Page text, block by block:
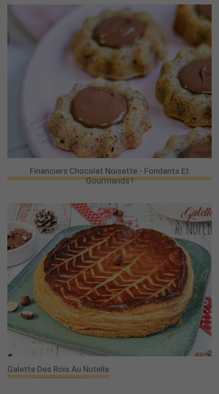
Financiers Chocolat Noisette - Fondants Et
Gourmands !
Galette Des Rois Au Nutella